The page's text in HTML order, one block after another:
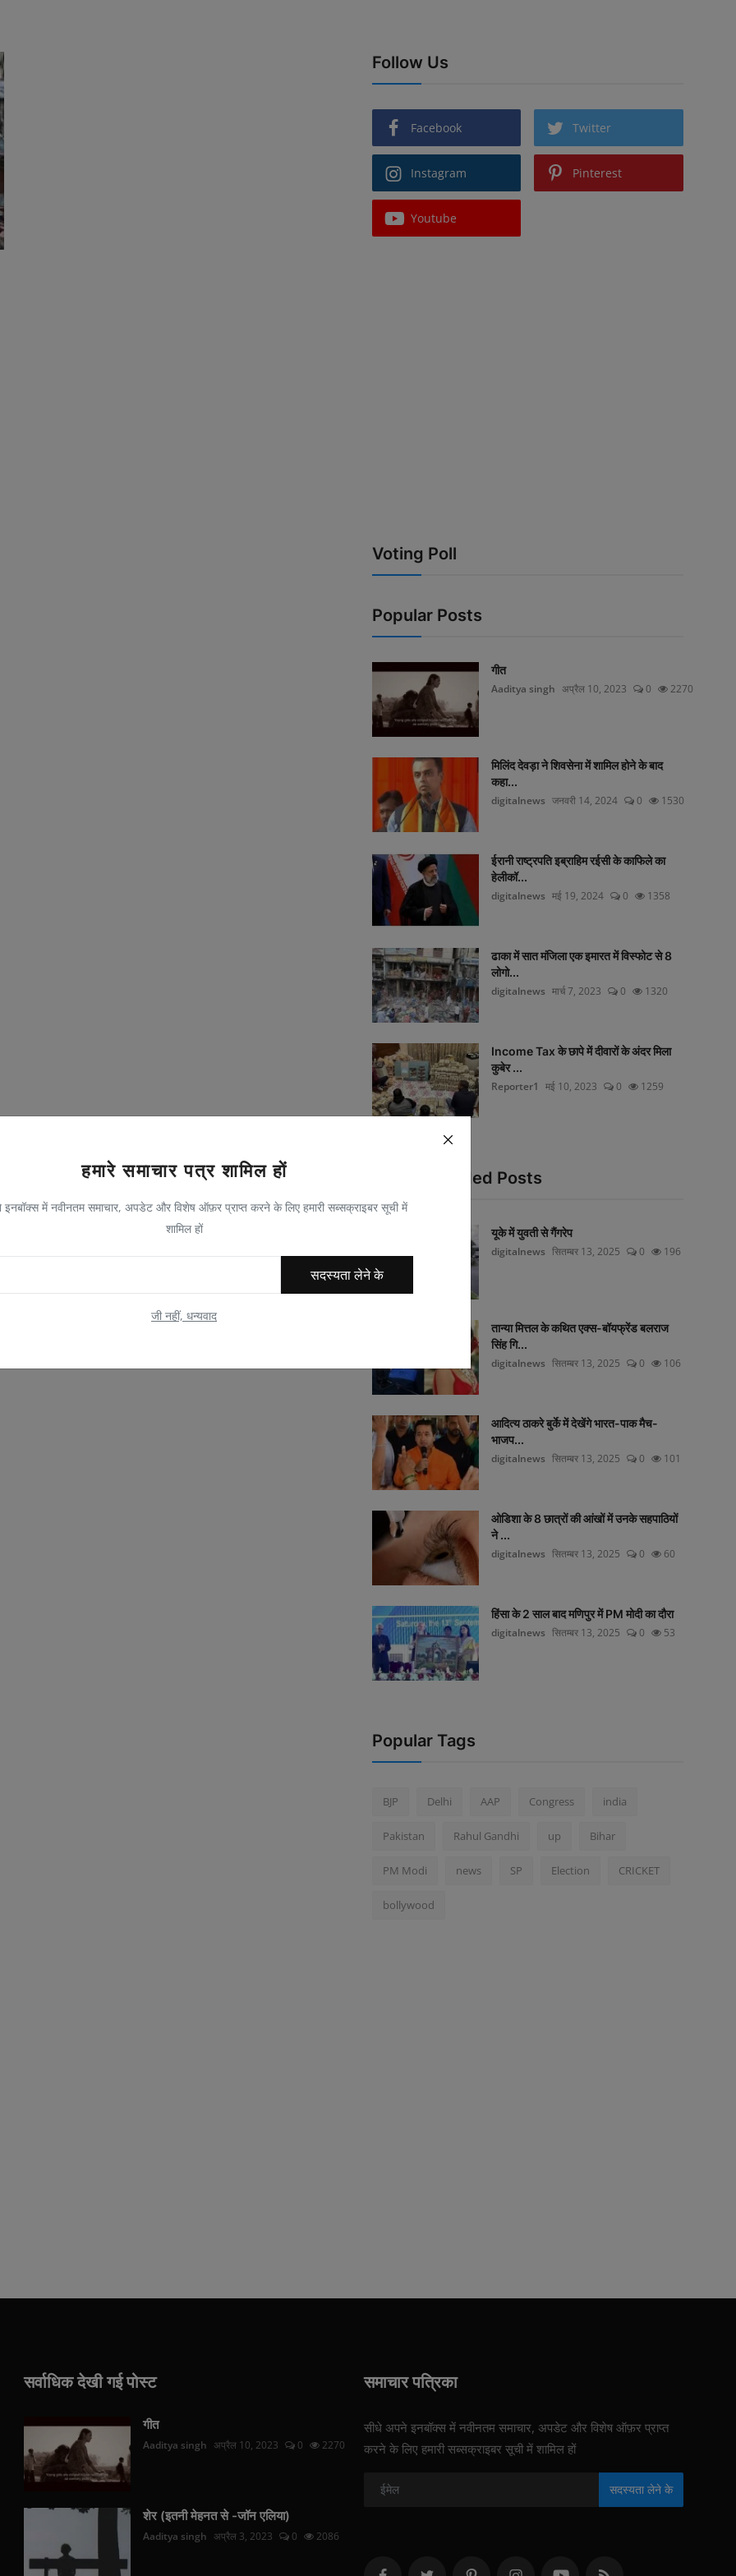
हमारे समाचार पत्र शामिल हों
में नवीनतम समाचार, अपडेट और विशेष ऑफ़र प्राप्त करने के लिए हमारी सब्सक्राइबर सूची में
शामिल हों
सदस्यता लेने के
जी नहीं, धन्यवाद
Follow Us
Facebook Twitter
Instagram Pinterest
Youtube
Voting Poll
Popular Posts
गीत
Aaditya singh अप्रैल 10, 2023 0 2270
मिलिंद देवड़ा ने शिवसेना में शामिल होने के बाद
कहा...
digitalnews जनवरी 14, 2024 0 1530
ईरानी राष्ट्रपति इब्राहिम रईसी के काफिले का
हेलीकॉ...
digitalnews मई 19, 2024 0 1358
ढाका में सात मंजिला एक इमारत में विस्फोट से 8
लोगो...
digitalnews मार्च 7, 2023 0 1320
Income Tax के छापे में दीवारों के अंदर मिला
कुबेर ...
Reporter1 मई 10, 2023 0 1259
Recommended Posts
यूके में युवती से गैंगरेप
digitalnews सितम्बर 13, 2025 0 196
तान्या मित्तल के कथित एक्स-बॉयफ्रेंड बलराज
सिंह गि...
digitalnews सितम्बर 13, 2025 0 106
आदित्य ठाकरे बुर्के में देखेंगे भारत-पाक मैच-
भाजप...
digitalnews सितम्बर 13, 2025 0 101
ओडिशा के 8 छात्रों की आंखों में उनके सहपाठियों
ने ...
digitalnews सितम्बर 13, 2025 0 60
हिंसा के 2 साल बाद मणिपुर में PM मोदी का दौरा
digitalnews सितम्बर 13, 2025 0 53
Popular Tags
BJP Delhi AAP Congress india
Pakistan Rahul Gandhi up Bihar
PM Modi news SP Election CRICKET
bollywood
सर्वाधिक देखी गई पोस्ट
गीत
Aaditya singh अप्रैल 10, 2023 0 2270
शेर (इतनी मेहनत से -जॉन एलिया)
Aaditya singh अप्रैल 3, 2023 0 2086
समाचार पत्रिका
सीधे अपने इनबॉक्स में नवीनतम समाचार, अपडेट और विशेष ऑफ़र प्राप्त
करने के लिए हमारी सब्सक्राइबर सूची में शामिल हों
सदस्यता लेने के